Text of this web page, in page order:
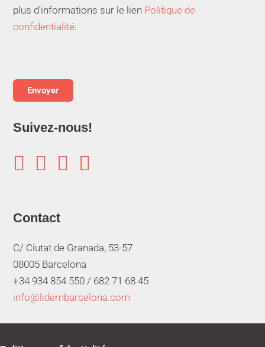
plus d'informations sur le lien Politique de
confidentialité.
Suivez-nous!
   
Contact
C/ Ciutat de Granada, 53-57
08005 Barcelona
+34 934 854 550 / 682 71 68 45
info@lidembarcelona.com